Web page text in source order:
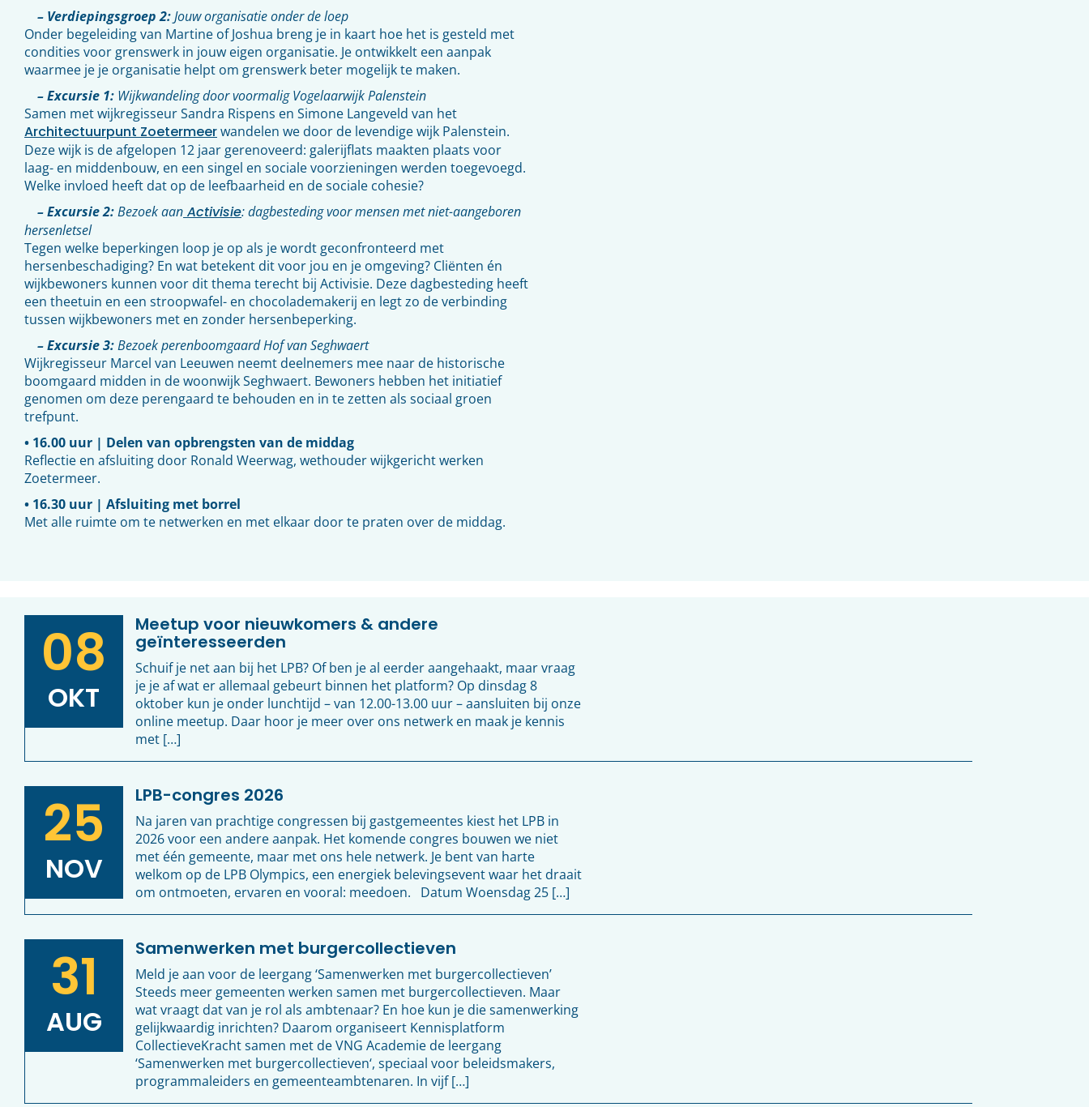
– Verdiepingsgroep 2:Jouw organisatie onder de loep
Onder begeleiding van Martine of Joshua breng je in kaart hoe het is gesteld met
condities voor grenswerk in jouw eigen organisatie. Je ontwikkelt een aanpak
waarmee je je organisatie helpt om grenswerk beter mogelijk te maken.
– Excursie 1: Wijkwandeling door voormalig Vogelaarwijk Palenstein
Samen met wijkregisseur Sandra Rispens en Simone Langeveld van het
Architectuurpunt Zoetermeerwandelen we door de levendige wijk Palenstein.
Deze wijk is de afgelopen 12 jaar gerenoveerd: galerijflats maakten plaats voor
laag- en middenbouw, en een singel en sociale voorzieningen werden toegevoegd.
Welke invloed heeft dat op de leefbaarheid en de sociale cohesie?
– Excursie 2:Bezoek aan Activisie: dagbesteding voor mensen met niet-aangeboren
hersenletsel
Tegen welke beperkingen loop je op als je wordt geconfronteerd met
hersenbeschadiging? En wat betekent dit voor jou en je omgeving? Cliënten én
wijkbewoners kunnen voor dit thema terecht bij Activisie. Deze dagbesteding heeft
een theetuin en een stroopwafel- en chocolademakerij en legt zo de verbinding
tussen wijkbewoners met en zonder hersenbeperking.
– Excursie 3:Bezoek perenboomgaard Hof van Seghwaert
Wijkregisseur Marcel van Leeuwen neemt deelnemers mee naar de historische
boomgaard midden in de woonwijk Seghwaert. Bewoners hebben het initiatief
genomen om deze perengaard te behouden en in te zetten als sociaal groen
trefpunt.
• 16.00 uur | Delen van opbrengsten van de middag
Reflectie en afsluiting door Ronald Weerwag, wethouder wijkgericht werken
Zoetermeer.
• 16.30 uur | Afsluiting met borrel
Met alle ruimte om te netwerken en met elkaar door te praten over de middag.
08
OKT
Meetup voor nieuwkomers & andere
geïnteresseerden
Schuif je net aan bij het LPB? Of ben je al eerder aangehaakt, maar vraag
je je af wat er allemaal gebeurt binnen het platform? Op dinsdag 8
oktober kun je onder lunchtijd – van 12.00-13.00 uur – aansluiten bij onze
online meetup. Daar hoor je meer over ons netwerk en maak je kennis
met […]
25
NOV
LPB-congres 2026
Na jaren van prachtige congressen bij gastgemeentes kiest het LPB in
2026 voor een andere aanpak. Het komende congres bouwen we niet
met één gemeente, maar met ons hele netwerk. Je bent van harte
welkom op de LPB Olympics, een energiek belevingsevent waar het draait
om ontmoeten, ervaren en vooral: meedoen. Datum Woensdag 25 […]
31
AUG
Samenwerken met burgercollectieven
Meld je aan voor de leergang ‘Samenwerken met burgercollectieven’
Steeds meer gemeenten werken samen met burgercollectieven. Maar
wat vraagt dat van je rol als ambtenaar? En hoe kun je die samenwerking
gelijkwaardig inrichten? Daarom organiseert Kennisplatform
CollectieveKracht samen met de VNG Academie de leergang
‘Samenwerken met burgercollectieven‘, speciaal voor beleidsmakers,
programmaleiders en gemeenteambtenaren. In vijf […]